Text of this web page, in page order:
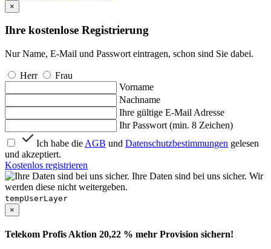
×
Ihre kostenlose Registrierung
Nur Name, E-Mail und Passwort eintragen, schon sind Sie dabei.
Herr
Frau
Vorname
Nachname
Ihre gültige E-Mail Adresse
Ihr Passwort (min. 8 Zeichen)
Ich habe die AGB und Datenschutzbestimmungen gelesen
und akzeptiert.
Kostenlos registrieren
Ihre Daten sind bei uns sicher. Wir
werden diese nicht weitergeben.
tempUserLayer
×
Telekom Profis Aktion 20,22 % mehr Provision sichern!